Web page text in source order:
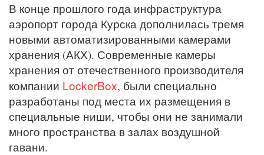
В конце прошлого года инфраструктура
аэропорт города Курска дополнилась тремя
новыми автоматизированными камерами
хранения (АКХ). Современные камеры
хранения от отечественного производителя
компании LockerBox, были специально
разработаны под места их размещения в
специальные ниши, чтобы они не занимали
много пространства в залах воздушной
гавани.